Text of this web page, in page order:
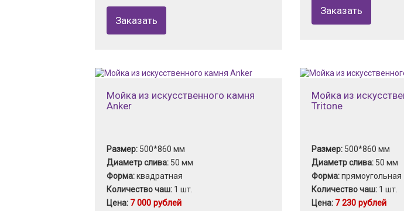
Заказать
Заказать
Мойка из искусственного камня
Anker
Размер: 500*860 мм
Диаметр слива: 50 мм
Форма:квадратная
Количество чаш: 1 шт.
Цена: 7 000 рублей
Мойка из
Tritone
Размер: 500*860 мм
Диаметр слива: 50 мм
Форма:прямоугольная
Количество чаш: 1 шт.
Цена: 7 230 рублей